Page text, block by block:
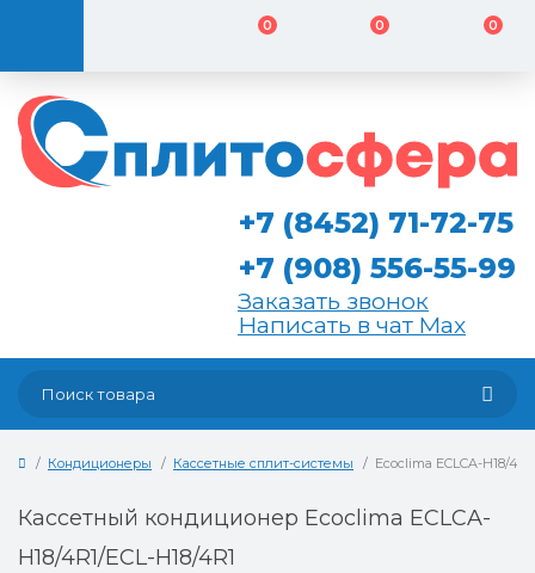
0 0 0
+7 (8452) 71-72-75
+7 (908) 556-55-99
Заказать звонок
Написать в чат Max
Кондиционеры Кассетные сплит-системы Ecoclima ECLCA-H18/
Кассетный кондиционер Ecoclima ECLCA-
H18/4R1/ECL-H18/4R1